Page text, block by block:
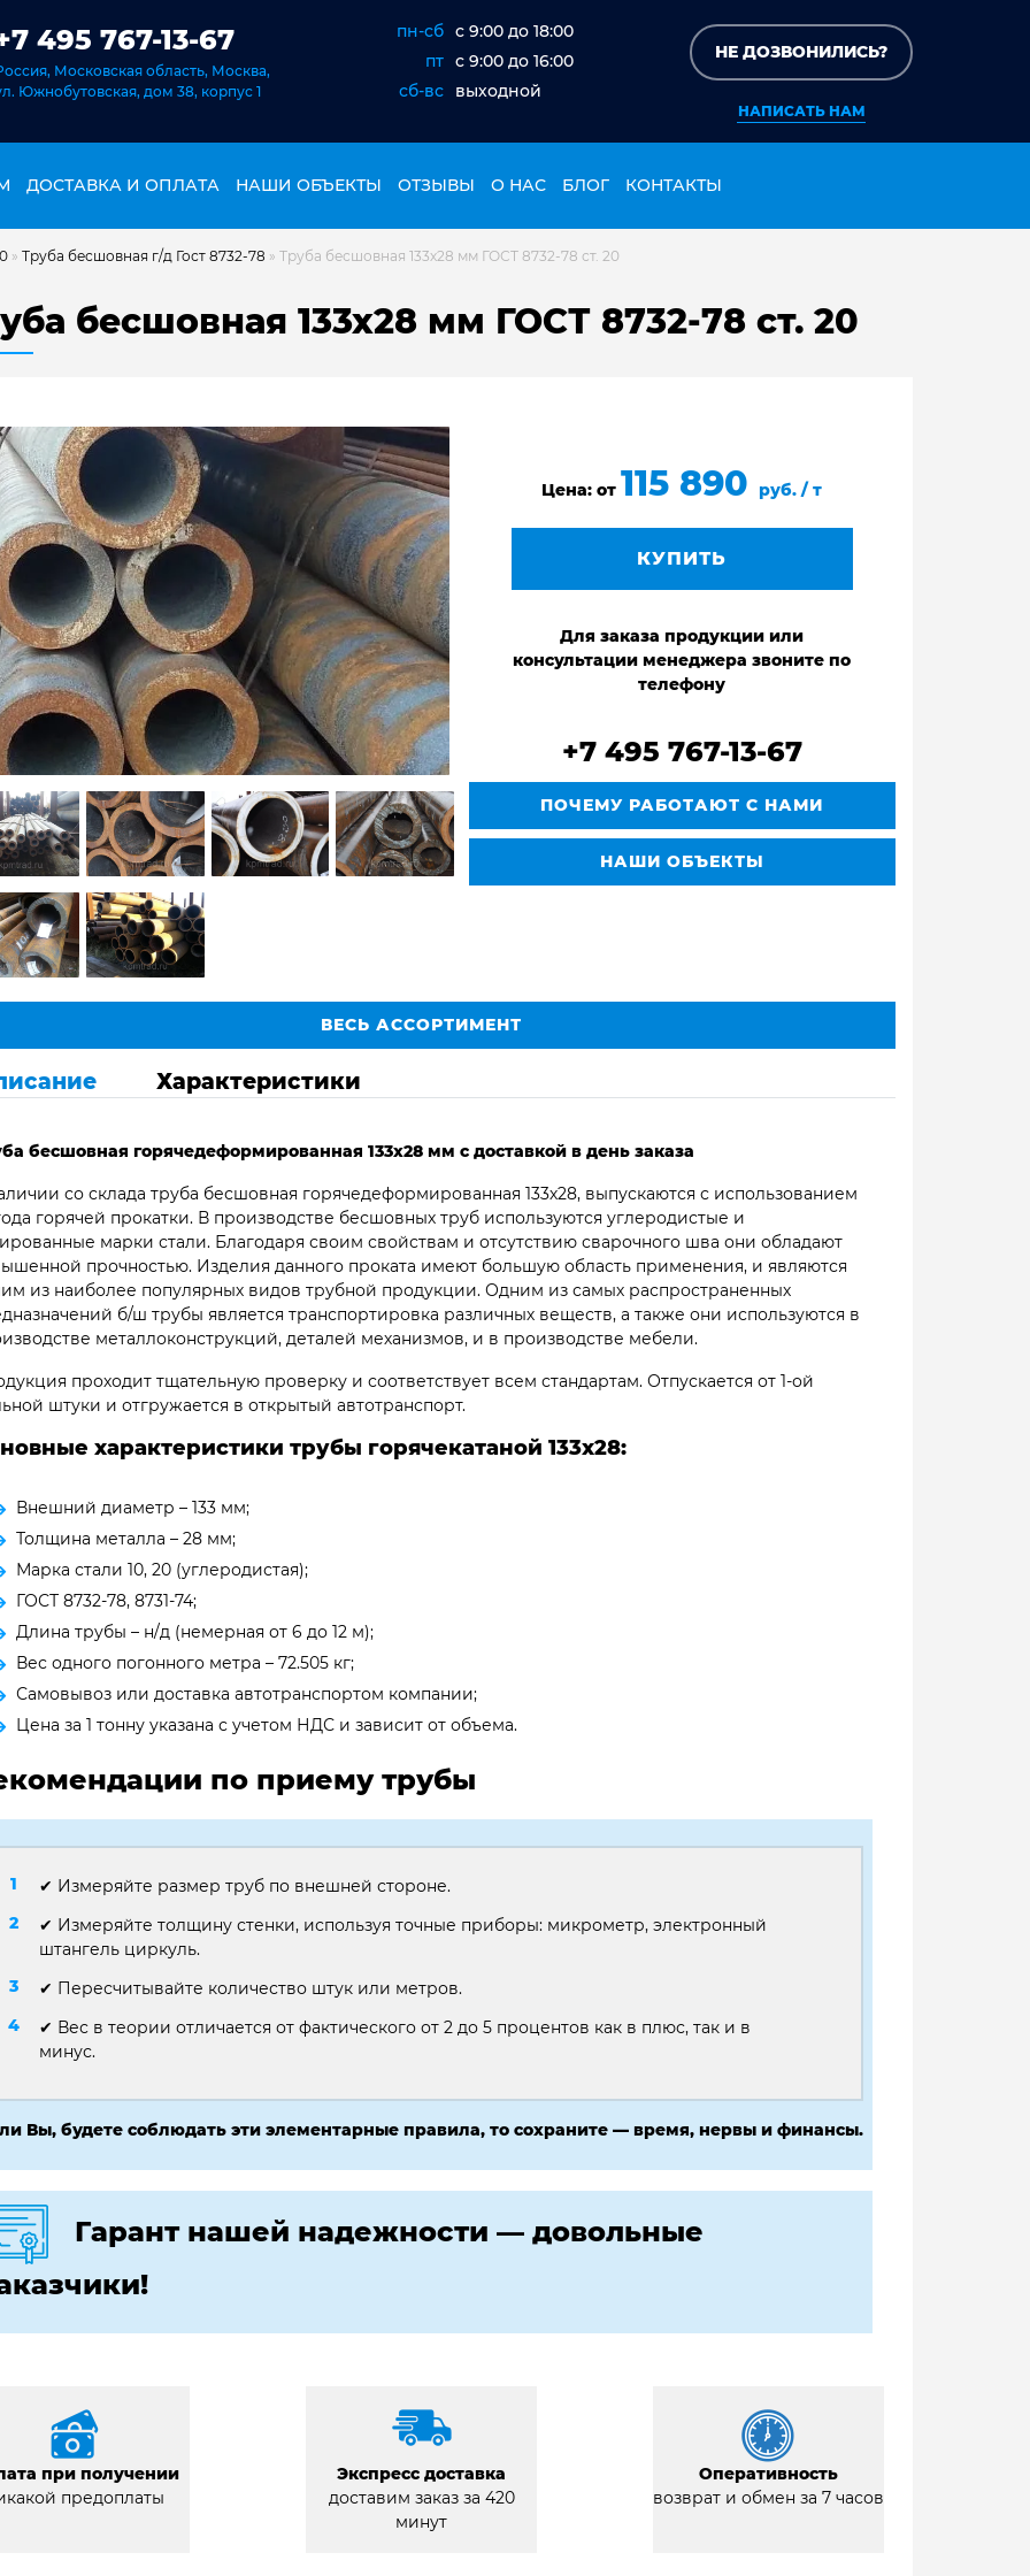
495 767-13-67
Московская область, Москва,
Южнобутовская, дом 38, корпус 1
пн-сб c 9:00 до 18:00
пт c 9:00 до 16:00
сб-вс
выходной
НЕ ДОЗВОНИЛИСЬ?
НАПИСАТЬ НАМ
ДОСТАВКА И ОПЛАТА НАШИ ОБЪЕКТЫ ОТЗЫВЫ О НАС БЛОГ КОНТАКТЫ
» Труба бесшовная г/д Гост 8732-78 » Труба бесшовная 133х28 мм ГОСТ 8732-78 ст. 20
бесшовная 133х28 мм ГОСТ 8732-78 ст. 20
Цена: от 115 890руб. / т
КУПИТЬ
Для заказа продукции или
консультации менеджера звоните по
телефону
+7 495 767-13-67
ПОЧЕМУ РАБОТАЮТ С НАМИ
НАШИ ОБЪЕКТЫ
ВЕСЬ АССОРТИМЕНТ
Характеристики
бесшовная горячедеформированная 133х28 мм с доставкой в день заказа
со склада труба бесшовная горячедеформированная 133х28, выпускаются с использованием
горячей прокатки. В производстве бесшовных труб используются углеродистые и
марки стали. Благодаря своим свойствам и отсутствию сварочного шва они обладают
прочностью. Изделия данного проката имеют большую область применения, и являются
из наиболее популярных видов трубной продукции. Одним из самых распространенных
б/ш трубы является транспортировка различных веществ, а также они используются в
металлоконструкций, деталей механизмов, и в производстве мебели.
проходит тщательную проверку и соответствует всем стандартам. Отпускается от 1-ой
штуки и отгружается в открытый автотранспорт.
характеристики трубы горячекатаной 133х28:
Внешний диаметр – 133 мм;
Толщина металла – 28 мм;
Марка стали 10, 20 (углеродистая);
ГОСТ 8732-78, 8731-74;
Длина трубы – н/д (немерная от 6 до 12 м);
Вес одного погонного метра – 72.505 кг;
Самовывоз или доставка автотранспортом компании;
Цена за 1 тонну указана с учетом НДС и зависит от объема.
по приему трубы
✔ Измеряйте размер труб по внешней стороне.
✔ Измеряйте толщину стенки, используя точные приборы: микрометр, электронный
штангель циркуль.
✔ Пересчитывайте количество штук или метров.
✔ Вес в теории отличается от фактического от 2 до 5 процентов как в плюс, так и в
минус.
Вы, будете соблюдать эти элементарные правила, то сохраните — время, нервы и финансы.
Гарант нашей надежности — довольные
при получении
предоплаты
Экспресс доставка
доставим заказ за 420
минут
Оперативность
возврат и обмен за 7 часов